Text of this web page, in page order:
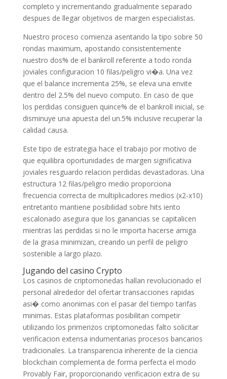
completo y incrementando gradualmente separado
despues de llegar objetivos de margen especialistas.
Nuestro proceso comienza asentando la tipo sobre 50
rondas maximum, apostando consistentemente
nuestro dos% de el bankroll referente a todo ronda
joviales configuracion 10 filas/peligro vi�a. Una vez
que el balance incrementa 25%, se eleva una envite
dentro del 2.5% del nuevo computo. En caso de que
los perdidas consiguen quince% de el bankroll inicial, se
disminuye una apuesta del un.5% inclusive recuperar la
calidad causa.
Este tipo de estrategia hace el trabajo por motivo de
que equilibra oportunidades de margen significativa
joviales resguardo relacion perdidas devastadoras. Una
estructura 12 filas/peligro medio proporciona
frecuencia correcta de multiplicadores medios (x2-x10)
entretanto mantiene posibilidad sobre hits iento
escalonado asegura que los ganancias se capitalicen
mientras las perdidas si no le importa hacerse amiga
de la grasa minimizan, creando un perfil de peligro
sostenible a largo plazo.
Jugando del casino Crypto
Los casinos de criptomonedas hallan revolucionado el
personal alrededor del ofertar transacciones rapidas
asi� como anonimas con el pasar del tiempo tarifas
minimas. Estas plataformas posibilitan competir
utilizando los primerizos criptomonedas falto solicitar
verificacion extensa indumentarias procesos bancarios
tradicionales. La transparencia inherente de la ciencia
blockchain complementa de forma perfecta el modo
Provably Fair, proporcionando verificacion extra de su